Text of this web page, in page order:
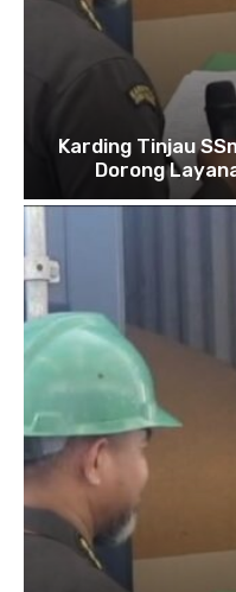
Karding Tinjau
Dorong